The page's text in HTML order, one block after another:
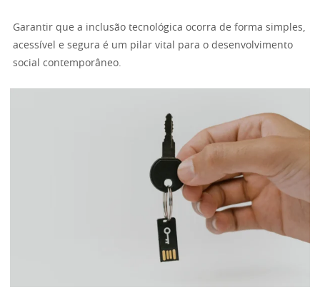
Garantir que a inclusão tecnológica ocorra de forma simples,
acessível e segura é um pilar vital para o desenvolvimento
social contemporâneo.